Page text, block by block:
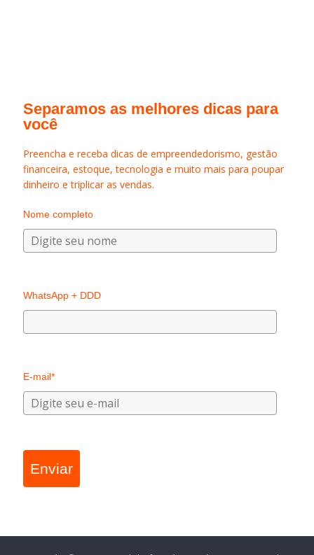
Separamos as melhores dicas para
você
Preencha e receba dicas de empreendedorismo, gestão
financeira, estoque, tecnologia e muito mais para poupar
dinheiro e triplicar as vendas.
Nome completo
WhatsApp + DDD
E-mail*
Enviar